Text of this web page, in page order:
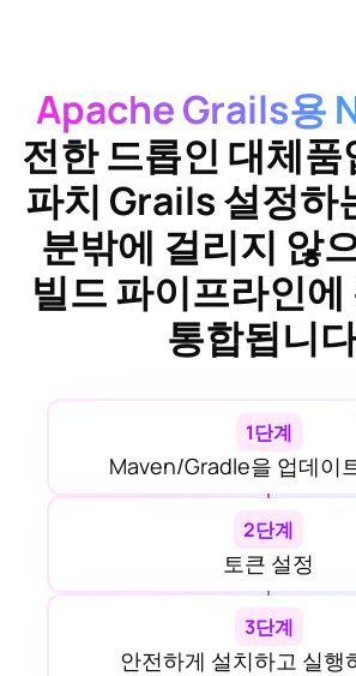
Apache Grails용
전한 드롭인 대체
파치 Grails설정하
분밖에 걸리지 않
빌드 파이프라인
통합됩니
1단계
Maven/Gradle을 업데이
2단계
토큰 설정
3단계
안전하게 설치하고 실행